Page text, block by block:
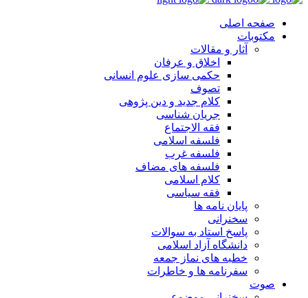
صفحه اصلی
مکتوبات
آثار و مقالات
اخلاق و عرفان
حکمی سازی علوم انسانی
تصوف
کلام جدید و دین پژوهی
جریان شناسی
فقه الاجتماع
فلسفه اسلامی
فلسفه غرب
فلسفه های مضاف
کلام اسلامی
فقه سیاسی
پایان نامه ها
سخنرانی
پاسخ استاد به سوالات
دانشگاه آزاد اسلامی
خطبه های نماز جمعه
سفرنامه ها و خاطرات
صوت